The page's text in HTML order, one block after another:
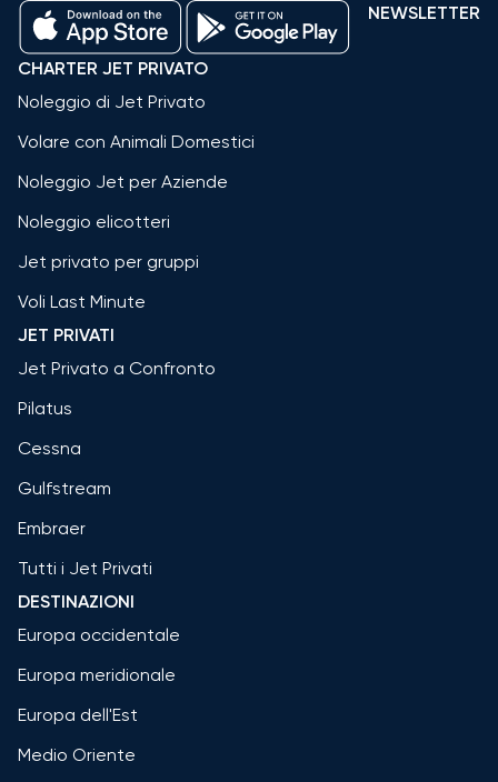
NEWSLETTER
CHARTER JET PRIVATO
Noleggio di Jet Privato
Volare con Animali Domestici
Noleggio Jet per Aziende
Noleggio elicotteri
Jet privato per gruppi
Voli Last Minute
JET PRIVATI
Jet Privato a Confronto
Pilatus
Cessna
Gulfstream
Embraer
Tutti i Jet Privati
DESTINAZIONI
Europa occidentale
Europa meridionale
Europa dell'Est
Medio Oriente